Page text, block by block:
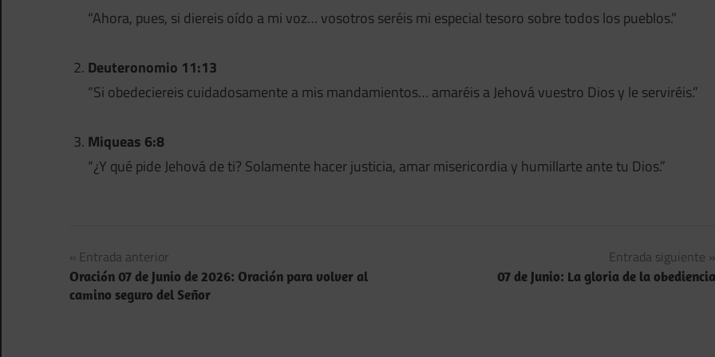
“Ahora, pues, si diereis oído a mi voz… vosotros seréis mi especial tesoro sobre todos los pueblos.”
Deuteronomio 11:13
“Si obedeciereis cuidadosamente a mis mandamientos… amaréis a Jehová vuestro Dios y le serviréis.”
Miqueas 6:8
“¿Y qué pide Jehová de ti? Solamente hacer justicia, amar misericordia y humillarte ante tu Dios.”
Navegación
de
Entrada anterior
Oración 07 de Junio de 2026: Oración para volver al
camino seguro del Señor
Entrada siguiente
07 de Junio: La gloria de la obediencia